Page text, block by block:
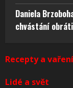
Daniela
chvástání
Recepty a vaření
Lidé a svět